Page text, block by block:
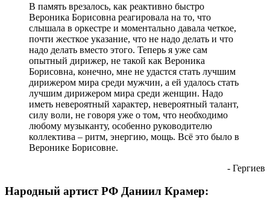
В память врезалось, как реактивно быстро
Вероника Борисовна реагировала на то, что
слышала в оркестре и моментально давала четкое,
почти жесткое указание, что не надо делать и что
надо делать вместо этого. Теперь я уже сам
опытный дирижер, не такой как Вероника
Борисовна, конечно, мне не удастся стать лучшим
дирижером мира среди мужчин, а ей удалось стать
лучшим дирижером мира среди женщин. Надо
иметь невероятный характер, невероятный талант,
силу воли, не говоря уже о том, что необходимо
любому музыканту, особенно руководителю
коллектива – ритм, энергию, мощь. Всё это было в
Веронике Борисовне.
- Гергиев
Народный артист РФ Даниил Крамер: